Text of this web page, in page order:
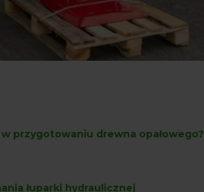
przygotowaniu drewna opałowego?
łuparki hydraulicznej